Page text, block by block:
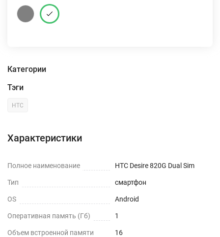
Категории
Тэги
HTC
Характеристики
Полное наименование HTC Desire 820G Dual Sim
Тип смартфон
OS Android
Оперативная память (Гб) 1
Объем встроенной памяти
16